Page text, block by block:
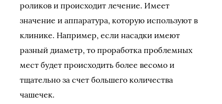
роликов и происходит лечение. Имеет
значение и аппаратура, которую используют в
клинике. Например, если насадки имеют
разный диаметр, то проработка проблемных
мест будет происходить более весомо и
тщательно за счет большего количества
чашечек.